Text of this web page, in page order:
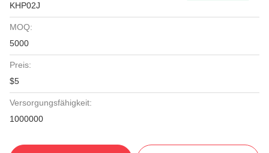
KHP02J
MOQ:
5000
Preis:
$5
Versorgungsfähigkeit:
1000000